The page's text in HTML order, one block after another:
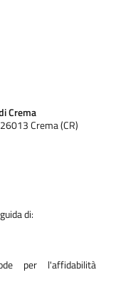
Crema
Crema (CR)
di:
per l'affidabilità